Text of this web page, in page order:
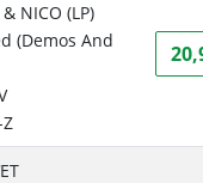
& NICO (LP)
(Demos And